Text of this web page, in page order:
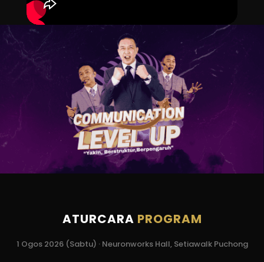
ATURCARA PROGRAM
1 Ogos 2026 (Sabtu) · Neuronworks Hall, Setiawalk Puchong